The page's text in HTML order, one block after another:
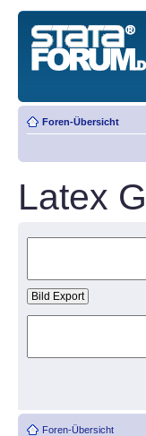
Foren-Übersicht
Latex
Foren-Übersicht